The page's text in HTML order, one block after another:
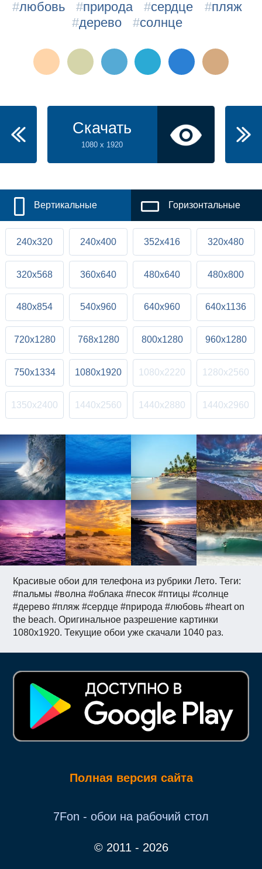
Красивые обои для телефона из рубрики Лето. Теги:
#пальмы #волна #облака #песок #птицы #солнце
#дерево #пляж #сердце #природа #любовь #heart on
the beach. Оригинальное разрешение картинки
1080x1920. Текущие обои уже скачали 1040 раз.
#любовь #природа #сердце #пляж
#дерево #солнце
Скачать
1080 x 1920
Вертикальные Горизонтальные
240x320 240x400 352x416 320x480
320x568 360x640 480x640 480x800
480x854 540x960 640x960 640x1136
720x1280 768x1280 800x1280 960x1280
750x1334 1080x1920 1080x2220 1280x2560
1350x2400 1440x2560 1440x2880 1440x2960
Полная версия сайта
7Fon - обои на рабочий стол
© 2011 - 2026